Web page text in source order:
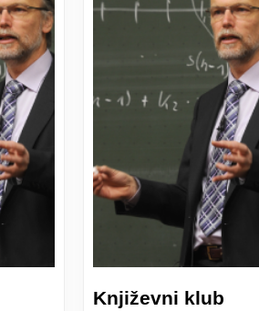
Književni klub